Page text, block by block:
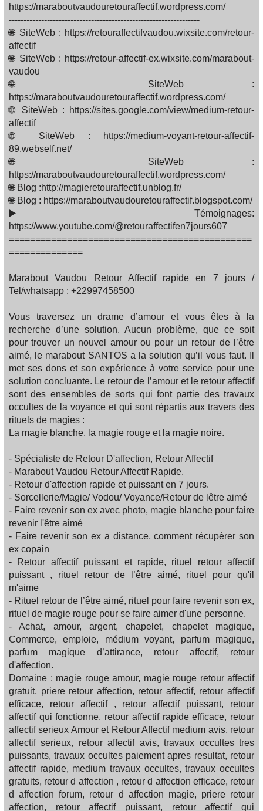
https://maraboutvaudouretouraffectif.wordpress.com/
-----------------------------------------------------------------
🌐 SiteWeb : https://retouraffectifvaudou.wixsite.com/retour-
affectif
🌐 SiteWeb : https://retour-affectif-ex.wixsite.com/marabout-
vaudou
🌐 SiteWeb :
https://maraboutvaudouretouraffectif.wordpress.com/
🌐 SiteWeb : https://sites.google.com/view/medium-retour-
affectif
🌐 SiteWeb : https://medium-voyant-retour-affectif-
89.webself.net/
🌐 SiteWeb :
https://maraboutvaudouretouraffectif.wordpress.com/
🌐 Blog :http://magieretouraffectif.unblog.fr/
🌐 Blog : https://maraboutvaudouretouraffectif.blogspot.com/
▶️ Témoignages:
https://www.youtube.com/@retouraffectifen7jours607
==============================================
==============
Marabout Vaudou Retour Affectif rapide en 7 jours /
Tel/whatsapp : +22997458500
Vous traversez un drame d’amour et vous êtes à la
recherche d’une solution. Aucun problème, que ce soit
pour trouver un nouvel amour ou pour un retour de l’être
aimé, le marabout SANTOS a la solution qu’il vous faut. Il
met ses dons et son expérience à votre service pour une
solution concluante. Le retour de l’amour et le retour affectif
sont des ensembles de sorts qui font partie des travaux
occultes de la voyance et qui sont répartis aux travers des
rituels de magies :
La magie blanche, la magie rouge et la magie noire.
- Spécialiste de Retour D'affection, Retour Affectif
- Marabout Vaudou Retour Affectif Rapide.
- Retour d'affection rapide et puissant en 7 jours.
- Sorcellerie/Magie/ Vodou/ Voyance/Retour de lêtre aimé
- Faire revenir son ex avec photo, magie blanche pour faire
revenir l'être aimé
- Faire revenir son ex a distance, comment récupérer son
ex copain
- Retour affectif puissant et rapide, rituel retour affectif
puissant , rituel retour de l’être aimé, rituel pour qu'il
m'aime
- Rituel retour de l’être aimé, rituel pour faire revenir son ex,
rituel de magie rouge pour se faire aimer d'une personne.
- Achat, amour, argent, chapelet, chapelet magique,
Commerce, emploie, médium voyant, parfum magique,
parfum magique d’attirance, retour affectif, retour
d'affection.
Domaine : magie rouge amour, magie rouge retour affectif
gratuit, priere retour affection, retour affectif, retour affectif
efficace, retour affectif , retour affectif puissant, retour
affectif qui fonctionne, retour affectif rapide efficace, retour
affectif serieux Amour et Retour Affectif medium avis, retour
affectif serieux, retour affectif avis, travaux occultes tres
puissants, travaux occultes paiement apres resultat, retour
affectif rapide, medium travaux occultes, travaux occultes
gratuits, retour d affection , retour d affection efficace, retour
d affection forum, retour d affection magie, priere retour
affection, retour affectif puissant, retour affectif qui